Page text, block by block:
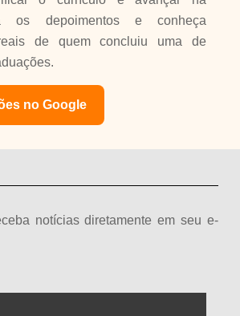
os depoimentos e conheça
de quem concluiu uma de
no Google
notícias diretamente em seu e-